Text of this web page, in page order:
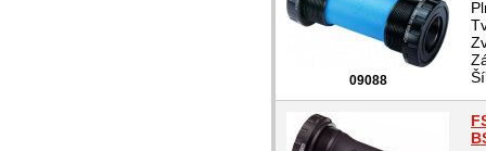
09088